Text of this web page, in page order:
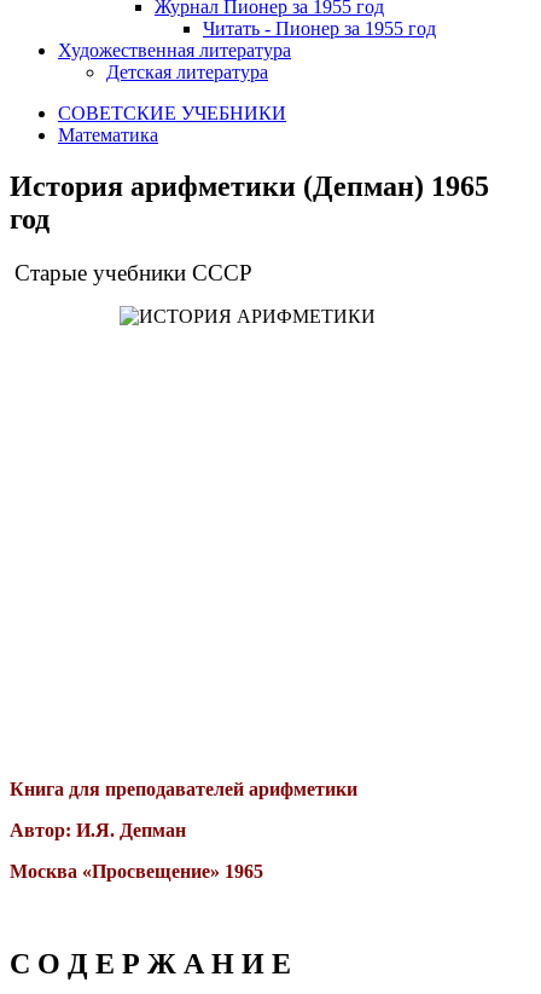
Журнал Пионер за 1955 год
Читать - Пионер за 1955 год
Художественная литература
Детская литература
СОВЕТСКИЕ УЧЕБНИКИ
Математика
История арифметики (Депман) 1965
год
Старые учебники СССР
Книга для преподавателей арифметики
Автор: И.Я. Депман
Москва «Просвещение» 1965
С О Д Е Р Ж А Н И Е